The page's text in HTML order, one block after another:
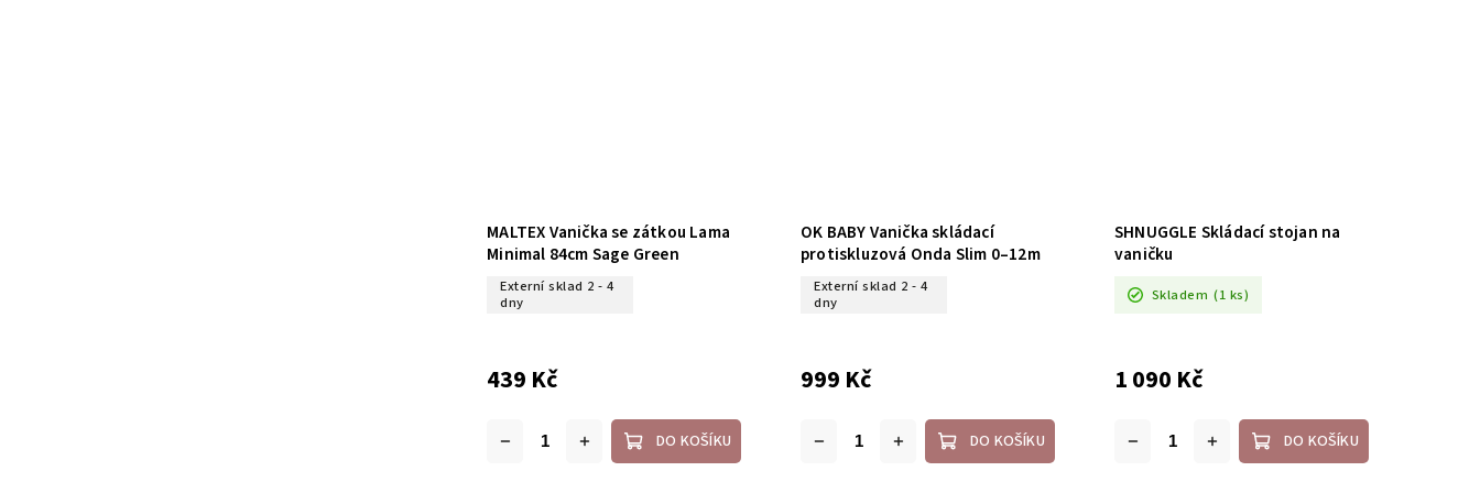
MALTEX Vanička se zátkou Lama
Minimal 84cm Sage Green
Externí sklad 2 - 4
dny
439 Kč
DO KOŠÍKU
OK BABY Vanička skládací
protiskluzová Onda Slim 0–12m
White
Externí sklad 2 - 4
dny
999 Kč
DO KOŠÍKU
SHNUGGLE Skládací stojan na
vaničku
Skladem (1 ks)
1 090 Kč
DO KOŠÍKU